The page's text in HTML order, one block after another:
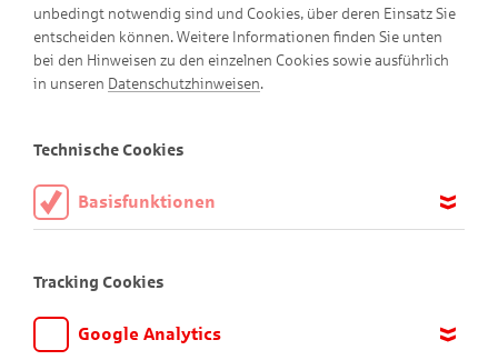
Machen
Was kann ich machen?
Unsere KNAXigen Ideen für dich!
unbedingt notwendig sind und Cookies, über deren Einsatz Sie
entscheiden können. Weitere Informationen finden Sie unten
bei den Hinweisen zu den einzelnen Cookies sowie ausführlich
in unseren Datenschutzhinweisen.
Technische Cookies
Basisfunktionen
aktiviert sein.
Tracking Cookies
Google Analytics